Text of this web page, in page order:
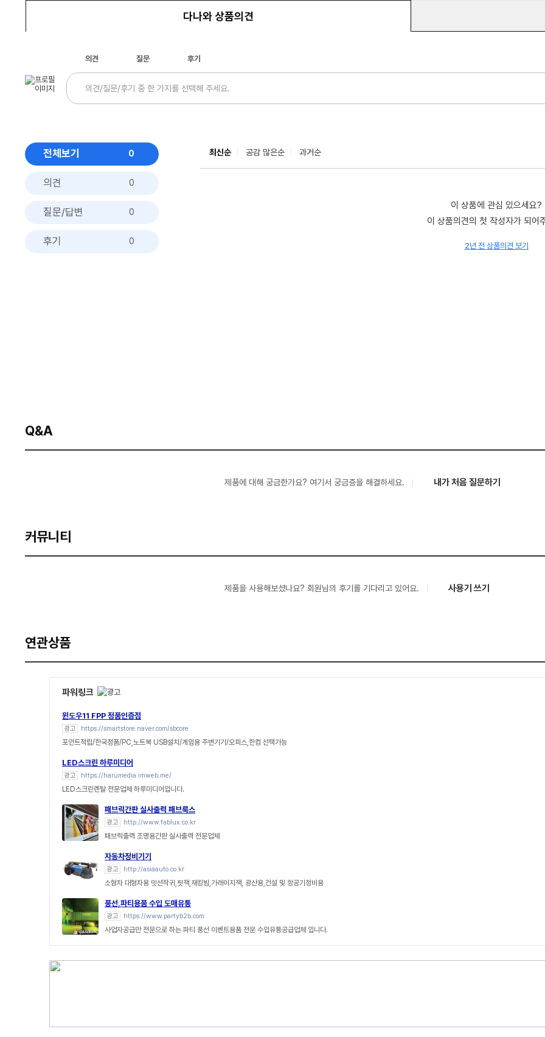
다나와 상품의견
의견 질문 후기
전체보기 0
의견 0
질문/답변 0
후기 0
최신순 공감 많은순 과거순
이 상품에 관심 있으세요?
이 상품의견의 첫 작성자가 되어
2년 전 상품의견 보기
Q&A
제품에 대해 궁금한가요? 여기서 궁금증을 해결하세요. 내가 처음 질문하기
커뮤니티
제품을 사용해보셨나요? 회원님의 후기를 기다리고 있어요. 사용기 쓰기
연관상품
파워링크
윈도우11 FPP 정품인증점
광고 https://smartstore.naver.com/sbcore
포인트적립/한국정품/PC,노트북 USB설치/게임용 주변기기/오피스,한컴 선택가능
LED스크린 하루미디어
광고 https://harumedia.imweb.me/
LED스크린렌탈 전문업체 하루미디어입니다.
패브릭간판 실사출력 패브룩스
광고 http://www.fablux.co.kr
패브릭출력 조명용간판 실사출력 전문업체
자동차정비기기
광고 http://asiaauto.co.kr
소형차 대형차용 밋션작귀,핏잭,재킹빔,가래이지잭, 광산용,건설 및 항공기정비용
풍선,파티용품 수입 도매유통
광고 https://www.partyb2b.com
사업자공급만 전문으로 하는 파티 풍선 이벤트용품 전문 수입유통공급업체 입니다.